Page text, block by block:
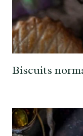
Biscuits